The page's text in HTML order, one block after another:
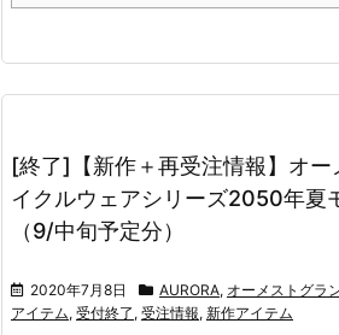
[終了]【新作＋再受注情報】オー
イクルウェアシリーズ2050年夏
（9/中旬予定分）
2020年7月8日 AURORA, オーメストグラ
アイテム, 受付終了 , 受注情報, 新作アイテム